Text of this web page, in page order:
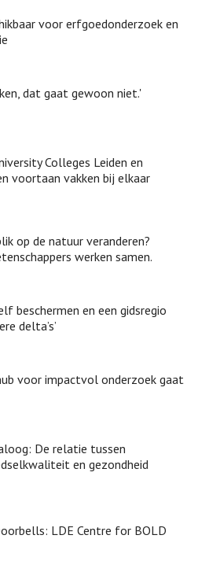
voor erfgoedonderzoek en
dat gaat gewoon niet.'
Colleges Leiden en
voortaan vakken bij elkaar
op de natuur veranderen?
werken samen.
beschermen en een gidsregio
delta’s’
voor impactvol onderzoek gaat
De relatie tussen
en gezondheid
LDE Centre for BOLD